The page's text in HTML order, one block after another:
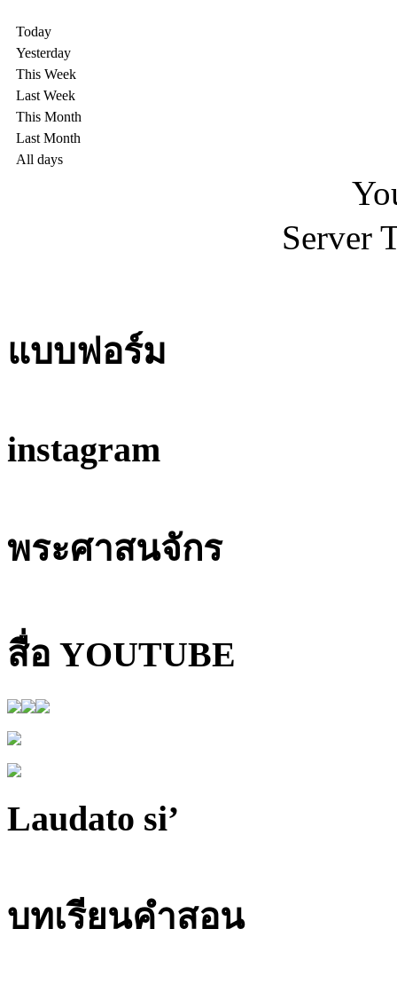
Today
Yesterday
This Week
Last Week
This Month
Last Month
All days
Server
แบบฟอร์ม
instagram
พระศาสนจักร
สื่อ YOUTUBE
Laudato si’
บทเรียนคำสอน